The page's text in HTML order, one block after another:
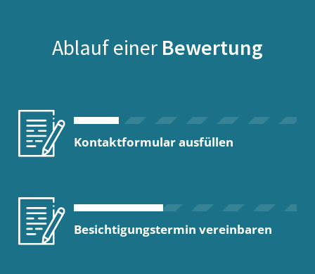
Ablauf einer Bewertung
Kontaktformular ausfüllen
Besichtigungstermin vereinbaren